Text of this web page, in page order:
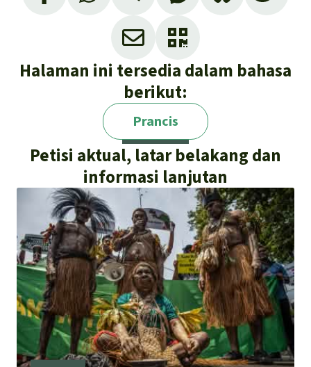
Halaman ini tersedia dalam bahasa
berikut:
Prancis
Petisi aktual, latar belakang dan
informasi lanjutan